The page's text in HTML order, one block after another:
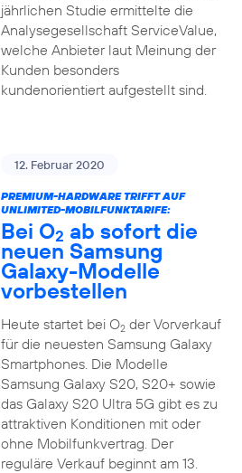
jährlichen Studie ermittelte die
Analysegesellschaft ServiceValue,
welche Anbieter laut Meinung der
Kunden besonders
kundenorientiert aufgestellt sind.
12. Februar 2020
PREMIUM-HARDWARE TRIFFT AUF
UNLIMITED-MOBILFUNKTARIFE:
Bei O2 ab sofort die
neuen Samsung
Galaxy-Modelle
vorbestellen
Heute startet bei O2der Vorverkauf
für die neuesten Samsung Galaxy
Smartphones. Die Modelle
Samsung Galaxy S20, S20+ sowie
das Galaxy S20 Ultra 5G gibt es zu
attraktiven Konditionen mit oder
ohne Mobilfunkvertrag. Der
reguläre Verkauf beginnt am 13.